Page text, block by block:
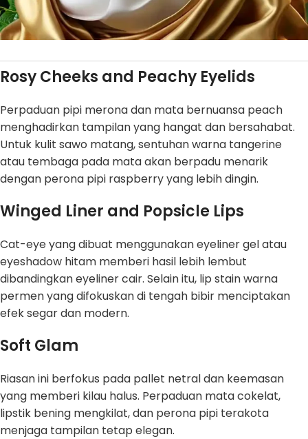
Rosy Cheeks and Peachy Eyelids
Perpaduan pipi merona dan mata bernuansa peach
menghadirkan tampilan yang hangat dan bersahabat.
Untuk kulit sawo matang, sentuhan warna tangerine
atau tembaga pada mata akan berpadu menarik
dengan perona pipi raspberry yang lebih dingin.
Winged Liner and Popsicle Lips
Cat-eye yang dibuat menggunakan eyeliner gel atau
eyeshadow hitam memberi hasil lebih lembut
dibandingkan eyeliner cair. Selain itu, lip stain warna
permen yang difokuskan di tengah bibir menciptakan
efek segar dan modern.
Soft Glam
Riasan ini berfokus pada pallet netral dan keemasan
yang memberi kilau halus. Perpaduan mata cokelat,
lipstik bening mengkilat, dan perona pipi terakota
menjaga tampilan tetap elegan.